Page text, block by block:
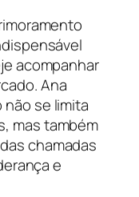
acompanhar
Ana
se limita
mas também
chamadas
e